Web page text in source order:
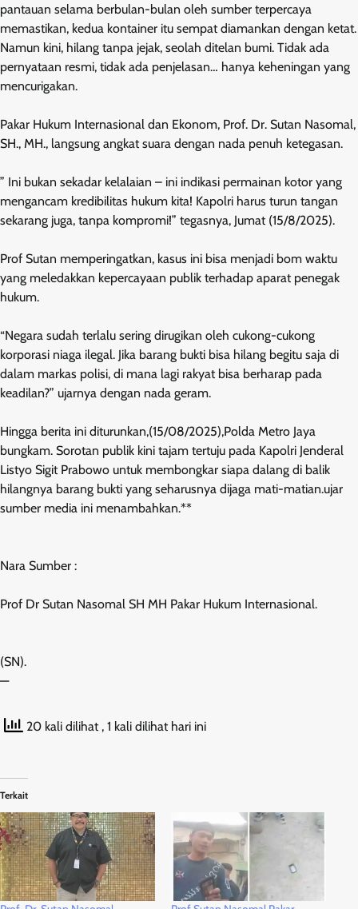
pantauan selama berbulan-bulan oleh sumber terpercaya
memastikan, kedua kontainer itu sempat diamankan dengan ketat.
Namun kini, hilang tanpa jejak, seolah ditelan bumi. Tidak ada
pernyataan resmi, tidak ada penjelasan… hanya keheningan yang
mencurigakan.
Pakar Hukum Internasional dan Ekonom, Prof. Dr. Sutan Nasomal,
SH., MH., langsung angkat suara dengan nada penuh ketegasan.
” Ini bukan sekadar kelalaian – ini indikasi permainan kotor yang
mengancam kredibilitas hukum kita! Kapolri harus turun tangan
sekarang juga, tanpa kompromi!” tegasnya, Jumat (15/8/2025).
Prof Sutan memperingatkan, kasus ini bisa menjadi bom waktu
yang meledakkan kepercayaan publik terhadap aparat penegak
hukum.
“Negara sudah terlalu sering dirugikan oleh cukong-cukong
korporasi niaga ilegal. Jika barang bukti bisa hilang begitu saja di
dalam markas polisi, di mana lagi rakyat bisa berharap pada
keadilan?” ujarnya dengan nada geram.
Hingga berita ini diturunkan,(15/08/2025),Polda Metro Jaya
bungkam. Sorotan publik kini tajam tertuju pada Kapolri Jenderal
Listyo Sigit Prabowo untuk membongkar siapa dalang di balik
hilangnya barang bukti yang seharusnya dijaga mati-matian.ujar
sumber media ini menambahkan.**
Nara Sumber :
Prof Dr Sutan Nasomal SH MH Pakar Hukum Internasional.
(SN).
—
20 kali dilihat , 1 kali dilihat hari ini
Terkait